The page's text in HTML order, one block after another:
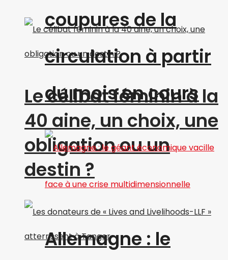
Le célibat féminin à la
40 aine, un choix, une
obligation ou un
destin ?
coupures de la
circulation à partir
du mois en cours
Allemagne : le